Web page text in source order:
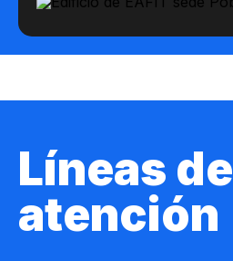
Líneas de
atención